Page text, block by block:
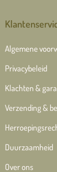
Algemene
Privacybeleid
Klachten &
Verzending &
Duurzaamheid
Over ons